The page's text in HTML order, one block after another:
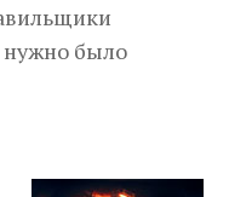
нужно было